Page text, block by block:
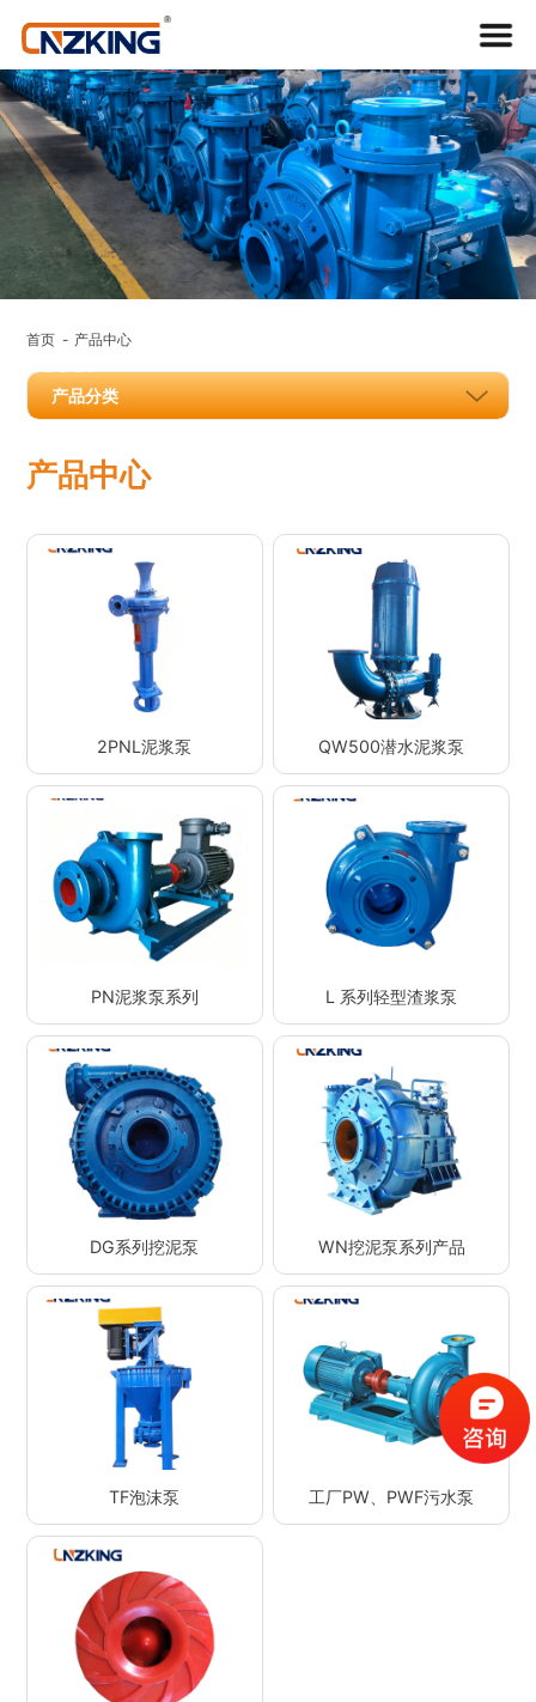
首页 产品中心
产品分类
产品中心
2PNL泥浆泵 QW500潜水泥浆泵
PN泥浆泵系列 L 系列轻型渣浆泵
DG系列挖泥泵 WN挖泥泵系列产品
TF泡沫泵 工厂PW、PWF污水泵